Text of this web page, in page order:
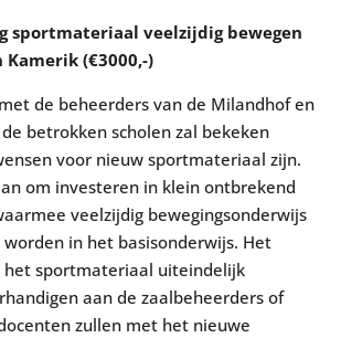
sportmateriaal veelzijdig bewegen
Kamerik (€3000,-)
de beheerders van de Milandhof en
betrokken scholen zal bekeken
voor nieuw sportmateriaal zijn.
om investeren in klein ontbrekend
veelzijdig bewegingsonderwijs
in het basisonderwijs. Het
het sportmateriaal uiteindelijk
aan de zaalbeheerders of
zullen met het nieuwe